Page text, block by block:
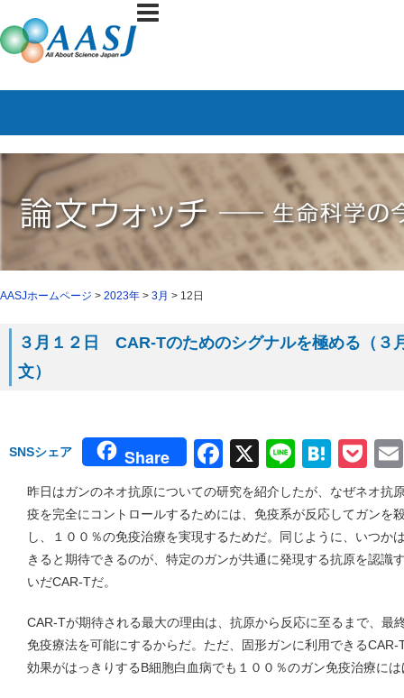
AASJホームページ > 2023年 > 3月 > 12日
３月１２日 CAR-Tのためのシグナルを極める（３
文）
SNSシェア Share Facebook
X Line
昨日はガンのネオ抗原についての研究を紹介したが、なぜネオ抗
疫を完全にコントロールするためには、免疫系が反応してガンを
し、１００％の免疫治療を実現するためだ。同じように、いつか
きると期待できるのが、特定のガンが共通に発現する抗原を認識
いだCAR-Tだ。
CAR-Tが期待される最大の理由は、抗原から反応に至るまで、最
免疫療法を可能にするからだ。ただ、固形ガンに利用できる
効果がはっきりするB細胞白血病でも１００％のガン免疫治療に